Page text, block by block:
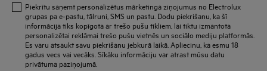
pastu
šeit
Piekrītu saņemt personalizētus mārketinga ziņojumus no Electrolux
grupas pa e-pastu, tālruni, SMS un pastu. Dodu piekrišanu, ka šī
informācija tiks kopīgota ar trešo pušu tīkliem, lai tiktu izmantota
personalizētai reklāmai trešo pušu vietnēs un sociālo mediju platformās.
Es varu atsaukt savu piekrišanu jebkurā laikā. Apliecinu, ka esmu 18
gadus vecs vai vecāks. Sīkāku informāciju var atrast mūsu datu
privātuma paziņojumā.